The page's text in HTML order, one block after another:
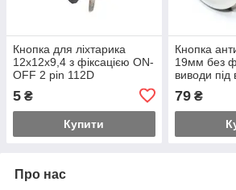
Кнопка для ліхтарика
12x12x9,4 з фіксацією ON-
OFF 2 pin 112D
5 ₴
Купити
Кнопка
19мм без
виводи під
79₴
Про нас